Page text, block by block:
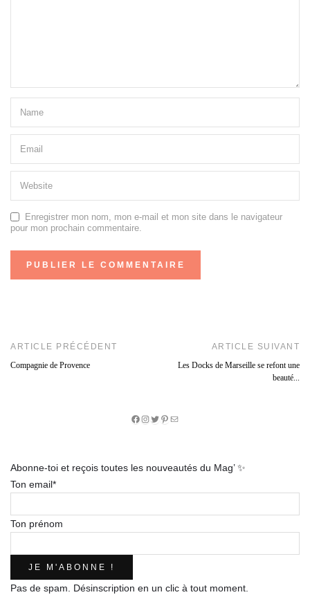
Enregistrer mon nom, mon e-mail et mon site dans le navigateur
pour mon prochain commentaire.
ARTICLE PRÉCÉDENT
Compagnie de Provence
ARTICLE SUIVANT
Les Docks de Marseille se refont une
beauté...
Facebook
Instagram
Twitter
Pinterest
E-
Abonne-toi et reçois toutes les nouveautés du Mag’ ✨
Ton email*
Ton prénom
Pas de spam. Désinscription en un clic à tout moment.